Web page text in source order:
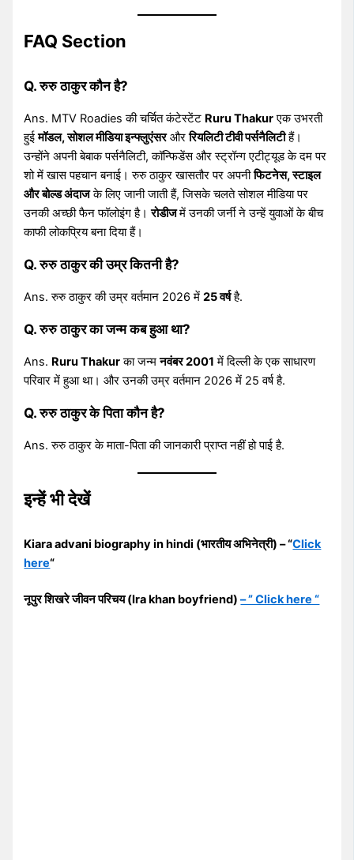
FAQ Section
Q. रुरु ठाकुर कौन है?
Ans. MTV Roadies की चर्चित कंटेस्टेंट Ruru Thakurएक उभरती
हुईमॉडल, सोशल मीडिया इन्फ्लुएंसरऔररियलिटी टीवी पर्सनैलिटीहैं।
उन्होंने अपनी बेबाक पर्सनैलिटी, कॉन्फिडेंस और स्ट्रॉन्ग एटीट्यूड के दम पर
शो में खास पहचान बनाई। रुरु ठाकुर खासतौर पर अपनीफिटनेस, स्टाइल
और बोल्ड अंदाजके लिए जानी जाती हैं, जिसके चलते सोशल मीडिया पर
उनकी अच्छी फैन फॉलोइंग है।रोडीजमें उनकी जर्नी ने उन्हें युवाओं के बीच
काफी लोकप्रिय बना दिया हैं।
Q. रुरु ठाकुर की उम्र कितनी है?
Ans. रुरु ठाकुर की उम्र वर्तमान 2026 में25 वर्षहै.
Q. रुरु ठाकुर का जन्म कब हुआ था?
Ans. Ruru Thakurका जन्मनवंबर 2001 में दिल्ली के एक साधारण
परिवार में हुआ था। और उनकी उम्र वर्तमान 2026 में 25 वर्ष है.
Q. रुरु ठाकुर के पिता कौन है?
Ans. रुरु ठाकुर के माता-पिता की जानकारी प्राप्त नहीं हो पाई है.
इन्हें भी देखें
Kiara advani biography in hindi (भारतीय अभिनेत्री) – “Click
here“
नूपुर शिखरे जीवन परिचय (Ira khan boyfriend)– ” Click here “